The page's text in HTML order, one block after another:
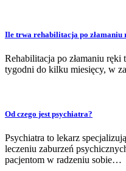
Ile trwa rehabilitacja po złamaniu
Rehabilitacja po złamaniu
tygodni do kilku miesięcy, w
Od czego jest psychiatra?
Psychiatra to lekarz
leczeniu zaburzeń
pacjentom w radzeniu sobie…